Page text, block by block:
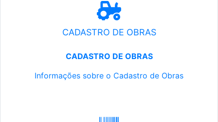
CADASTRO DE OBRAS
CADASTRO DE OBRAS
Informações sobre o Cadastro de Obras